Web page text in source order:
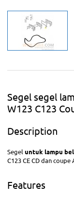
Segel segel
W123 C123
Description
Segel untuk lampu
C123 CE CD dan coupe
Features